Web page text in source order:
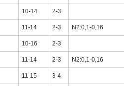
10-14 2-3
11-14 2-3 N2:0,1-0,16
10-16 2-3
11-14 2-3 N2:0,1-0,16
11-15 3-4